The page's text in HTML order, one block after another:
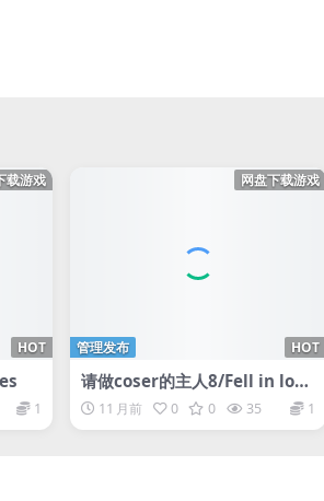
载游戏
HOT
1
网盘下载游戏
HOT
管理发布
请做coser的主人8/Fell in love
with coser 8
11 月前 0 0 35 1